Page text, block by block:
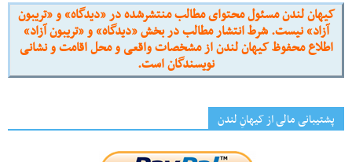
کیهان لندن مسئول محتوای مطالب منتشرشده در «دیدگاه» و «تریبون
آزاد» نیست. شرط انتشار مطالب در بخش «دیدگاه» و «تریبون آزاد»
اطلاع محفوظ کیهان لندن از مشخصات واقعی و محل اقامت و نشانی
نویسندگان است.
پشتیبانی مالی از کیهانِ لندن